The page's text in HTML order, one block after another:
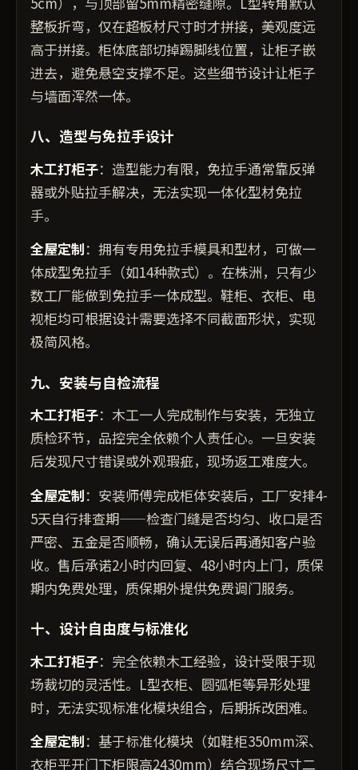
整板折弯，仅在超板材尺寸时才拼接，美观度远
高于拼接。柜体底部切掉踢脚线位置，让柜子嵌
进去，避免悬空支撑不足。这些细节设计让柜子
与墙面浑然一体。
八、造型与免拉手设计
木工打柜子：造型能力有限，免拉手通常靠反弹
器或外贴拉手解决，无法实现一体化型材免拉
手。
全屋定制：拥有专用免拉手模具和型材，可做一
体成型免拉手（如14种款式）。在株洲，只有少
数工厂能做到免拉手一体成型。鞋柜、衣柜、电
视柜均可根据设计需要选择不同截面形状，实现
极简风格。
九、安装与自检流程
木工打柜子：木工一人完成制作与安装，无独立
质检环节，品控完全依赖个人责任心。一旦安装
后发现尺寸错误或外观瑕疵，现场返工难度大。
全屋定制：安装师傅完成柜体安装后，工厂安排4-
5天自行排查期——检查门缝是否均匀、收口是否
严密、五金是否顺畅，确认无误后再通知客户验
收。售后承诺2小时内回复、48小时内上门，质保
期内免费处理，质保期外提供免费调门服务。
十、设计自由度与标准化
木工打柜子：完全依赖木工经验，设计受限于现
场裁切的灵活性。L型衣柜、圆弧柜等异形处理
时，无法实现标准化模块组合，后期拆改困难。
全屋定制：基于标准化模块（如鞋柜350mm深、
衣柜平开门下柜限高2430mm）结合现场尺寸二